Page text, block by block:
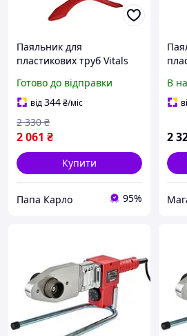
Паяльник для
пластикових труб Vitals
насадок із подвійним
тефлоном 20, 25, 32, 40,
50, 63)
Готово до відправки
від344₴/міс
2 061 ₴
2 330 ₴
Купити
Папа Карло 95%
мм
В
2